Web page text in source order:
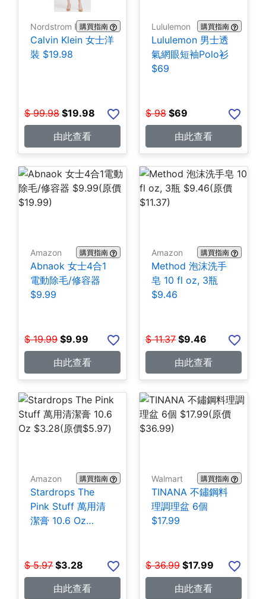
Nordstrom Rack購買指南
Calvin Klein 女士洋
裝 $19.98
$ 99.98 $19.98
由此查看
Lululemon 購買指南
Lululemon 男士透
氣網眼短袖Polo衫
$69
$ 98 $69
由此查看
Amazon 購買指南
Abnaok 女士4合1
電動除毛/修容器
$9.99
$ 19.99 $9.99
由此查看
Amazon 購買指南
Method 泡沫洗手
皂 10 fl oz, 3瓶
$9.46
$ 11.37 $9.46
由此查看
Amazon 購買指南
Stardrops The
Pink Stuff 萬用清
潔膏 10.6 Oz
$ 5.97 $3.28
由此查看
Walmart 購買指南
TINANA 不鏽鋼料
理調理盆 6個
$17.99
$ 36.99 $17.99
由此查看